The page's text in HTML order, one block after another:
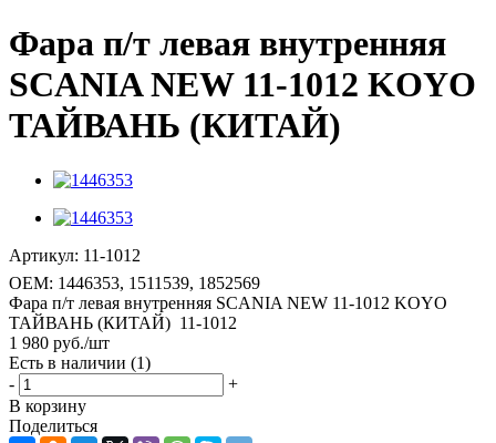
Фара п/т левая внутренняя
SCANIA NEW 11-1012 KOYO
ТАЙВАНЬ (КИТАЙ)
Артикул: 11-1012
OEM: 1446353, 1511539, 1852569
Фара п/т левая внутренняя SCANIA NEW 11-1012 KOYO
ТАЙВАНЬ (КИТАЙ) 11-1012
1 980 руб./шт
Есть в наличии (1)
-
+
В корзину
Поделиться